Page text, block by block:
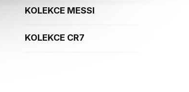
KOLEKCE MESSI
KOLEKCE CR7